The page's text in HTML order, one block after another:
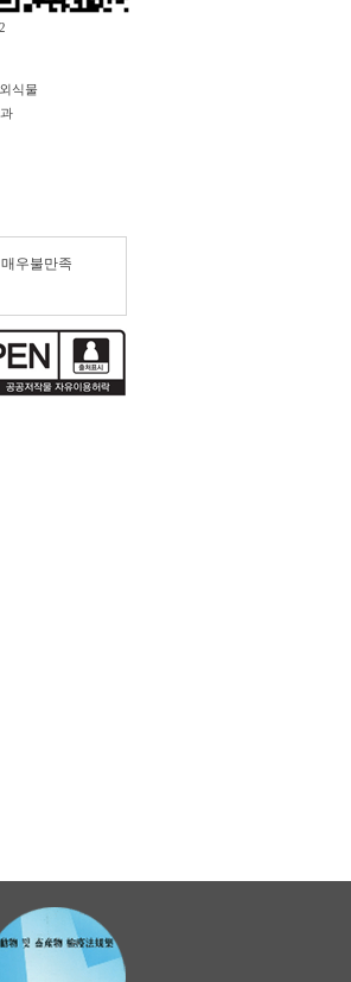
식물
매우불만족